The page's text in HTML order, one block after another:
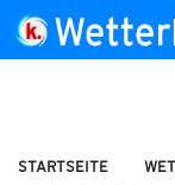
STARTSEITE